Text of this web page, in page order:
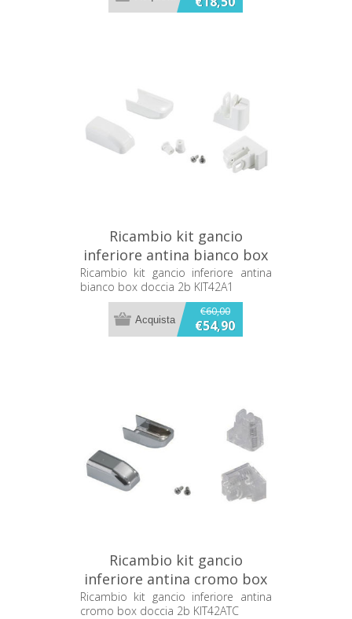
Ricambio kit gancio
inferiore antina bianco box
doccia 2b KIT42A1
Ricambio kit gancio inferiore antina
bianco box doccia 2b KIT42A1
€60,00
€54,90
Ricambio kit gancio
inferiore antina cromo box
doccia 2b KIT42ATC
Ricambio kit gancio inferiore antina
cromo box doccia 2b KIT42ATC